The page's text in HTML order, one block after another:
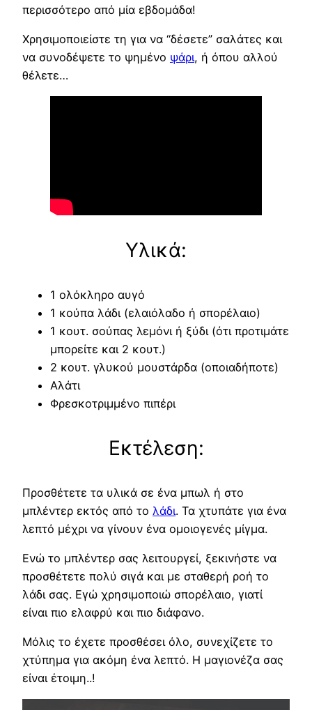
περισσότερο από μία εβδομάδα!
Χρησιμοποιείστε τη για να “δέσετε” σαλάτες και
να συνοδέψετε το ψημένο ψάρι, ή όπου αλλού
θέλετε…
Υλικά:
1 ολόκληρο αυγό
1 κούπα λάδι (ελαιόλαδο ή σπορέλαιο)
1 κουτ. σούπας λεμόνι ή ξύδι (ότι προτιμάτε
μπορείτε και 2 κουτ.)
2 κουτ. γλυκού μουστάρδα (οποιαδήποτε)
Αλάτι
Φρεσκοτριμμένο πιπέρι
Εκτέλεση:
Προσθέτετε τα υλικά σε ένα μπωλ ή στο
μπλέντερ εκτός από το λάδι. Τα χτυπάτε για ένα
λεπτό μέχρι να γίνουν ένα ομοιογενές μίγμα.
Ενώ το μπλέντερ σας λειτουργεί, ξεκινήστε να
προσθέτετε πολύ σιγά και με σταθερή ροή το
λάδι σας. Εγώ χρησιμοποιώ σπορέλαιο, γιατί
είναι πιο ελαφρύ και πιο διάφανο.
Μόλις το έχετε προσθέσει όλο, συνεχίζετε το
χτύπημα για ακόμη ένα λεπτό. Η μαγιονέζα σας
είναι έτοιμη..!